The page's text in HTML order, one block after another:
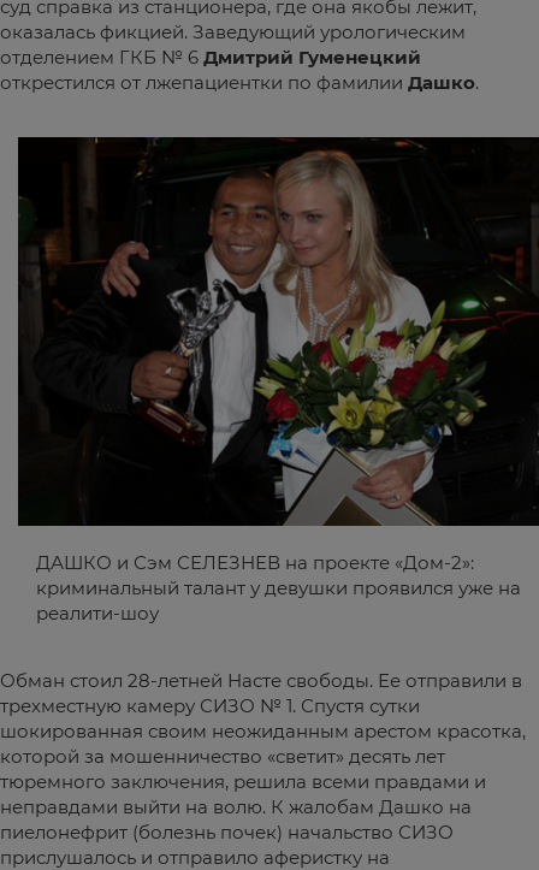
суд справка из станционера, где она якобы лежит,
оказалась фикцией. Заведующий урологическим
отделением ГКБ № 6 Дмитрий Гуменецкий
открестился от лжепациентки по фамилии Дашко.
ДАШКО и Сэм СЕЛЕЗНЕВ на проекте «Дом-2»:
криминальный талант у девушки проявился уже на
реалити-шоу
Обман стоил 28-летней Насте свободы. Ее отправили в
трехместную камеру СИЗО № 1. Спустя сутки
шокированная своим неожиданным арестом красотка,
которой за мошенничество «светит» десять лет
тюремного заключения, решила всеми правдами и
неправдами выйти на волю. К жалобам Дашко на
пиелонефрит (болезнь почек) начальство СИЗО
прислушалось и отправило аферистку на